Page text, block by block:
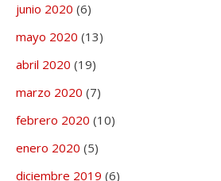
junio 2020 (6)
mayo 2020 (13)
abril 2020 (19)
marzo 2020 (7)
febrero 2020 (10)
enero 2020 (5)
diciembre 2019 (6)